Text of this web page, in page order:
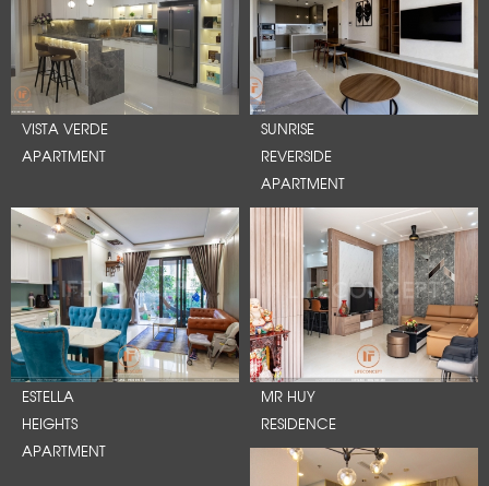
VISTA VERDE
APARTMENT
SUNRISE
REVERSIDE
APARTMENT
ESTELLA
HEIGHTS
APARTMENT
MR HUY
RESIDENCE